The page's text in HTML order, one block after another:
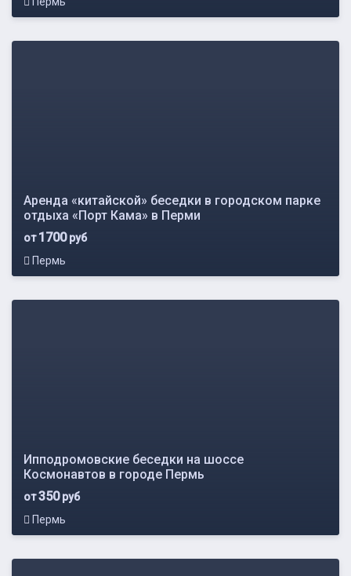
Аренда «китайской» беседки в городском парке
отдыха «Порт Кама» в Перми
от1700руб
Пермь
Ипподромовские беседки на шоссе
Космонавтов в городе Пермь
от350руб
Пермь